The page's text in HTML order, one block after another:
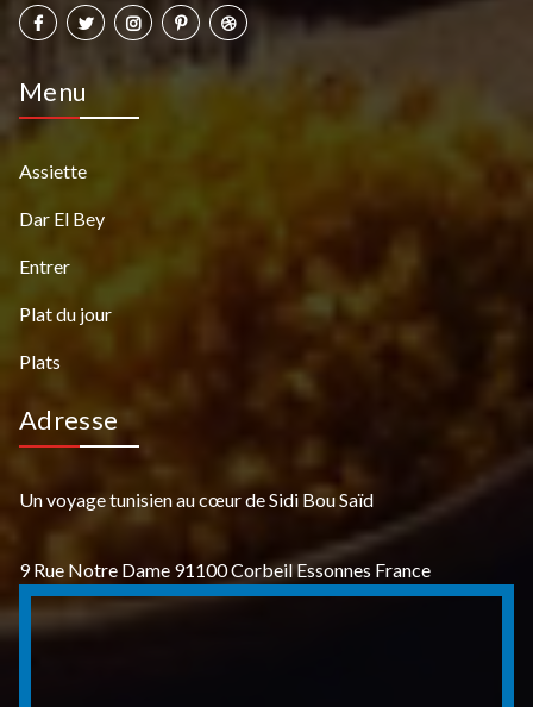
Menu
Assiette
Dar El Bey
Entrer
Plat du jour
Plats
Adresse
Un voyage tunisien au cœur de Sidi Bou Saïd
9 Rue Notre Dame 91100 Corbeil Essonnes France